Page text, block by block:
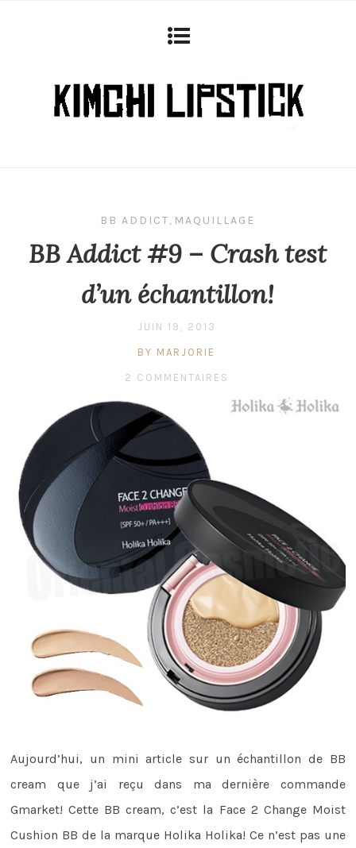
BB ADDICT, MAQUILLAGE
BB Addict #9 – Crash test
d’un échantillon!
JUIN 19, 2013
BY MARJORIE
2 COMMENTAIRES
Aujourd’hui, un mini article sur un échantillon de BB
cream que j’ai reçu dans ma dernière commande
Gmarket! Cette BB cream, c’est la Face 2 Change Moist
Cushion BB de la marque Holika Holika! Ce n’est pas une